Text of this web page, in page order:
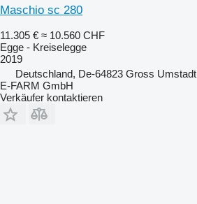
Maschio sc 280
11.305 € ≈ 10.560 CHF
Egge - Kreiselegge
2019
Deutschland, De-64823 Gross Umstadt
E-FARM GmbH
Verkäufer kontaktieren